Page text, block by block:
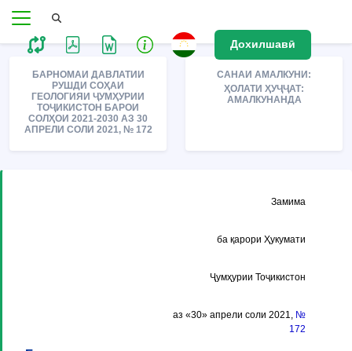
Дохилшавӣ
БАРНОМАИ ДАВЛАТИИ
РУШДИ СОҲАИ
ГЕОЛОГИЯИ ҶУМҲУРИИ
ТОҶИКИСТОН БАРОИ
СОЛҲОИ 2021-2030 АЗ 30
АПРЕЛИ СОЛИ 2021, № 172
САНАИ АМАЛКУНИ:
ҲОЛАТИ ҲУҶҶАТ:
АМАЛКУНАНДА
Замима
ба қарори Ҳукумати
Ҷумҳурии Тоҷикистон
аз «30» апрели соли 2021, №
172